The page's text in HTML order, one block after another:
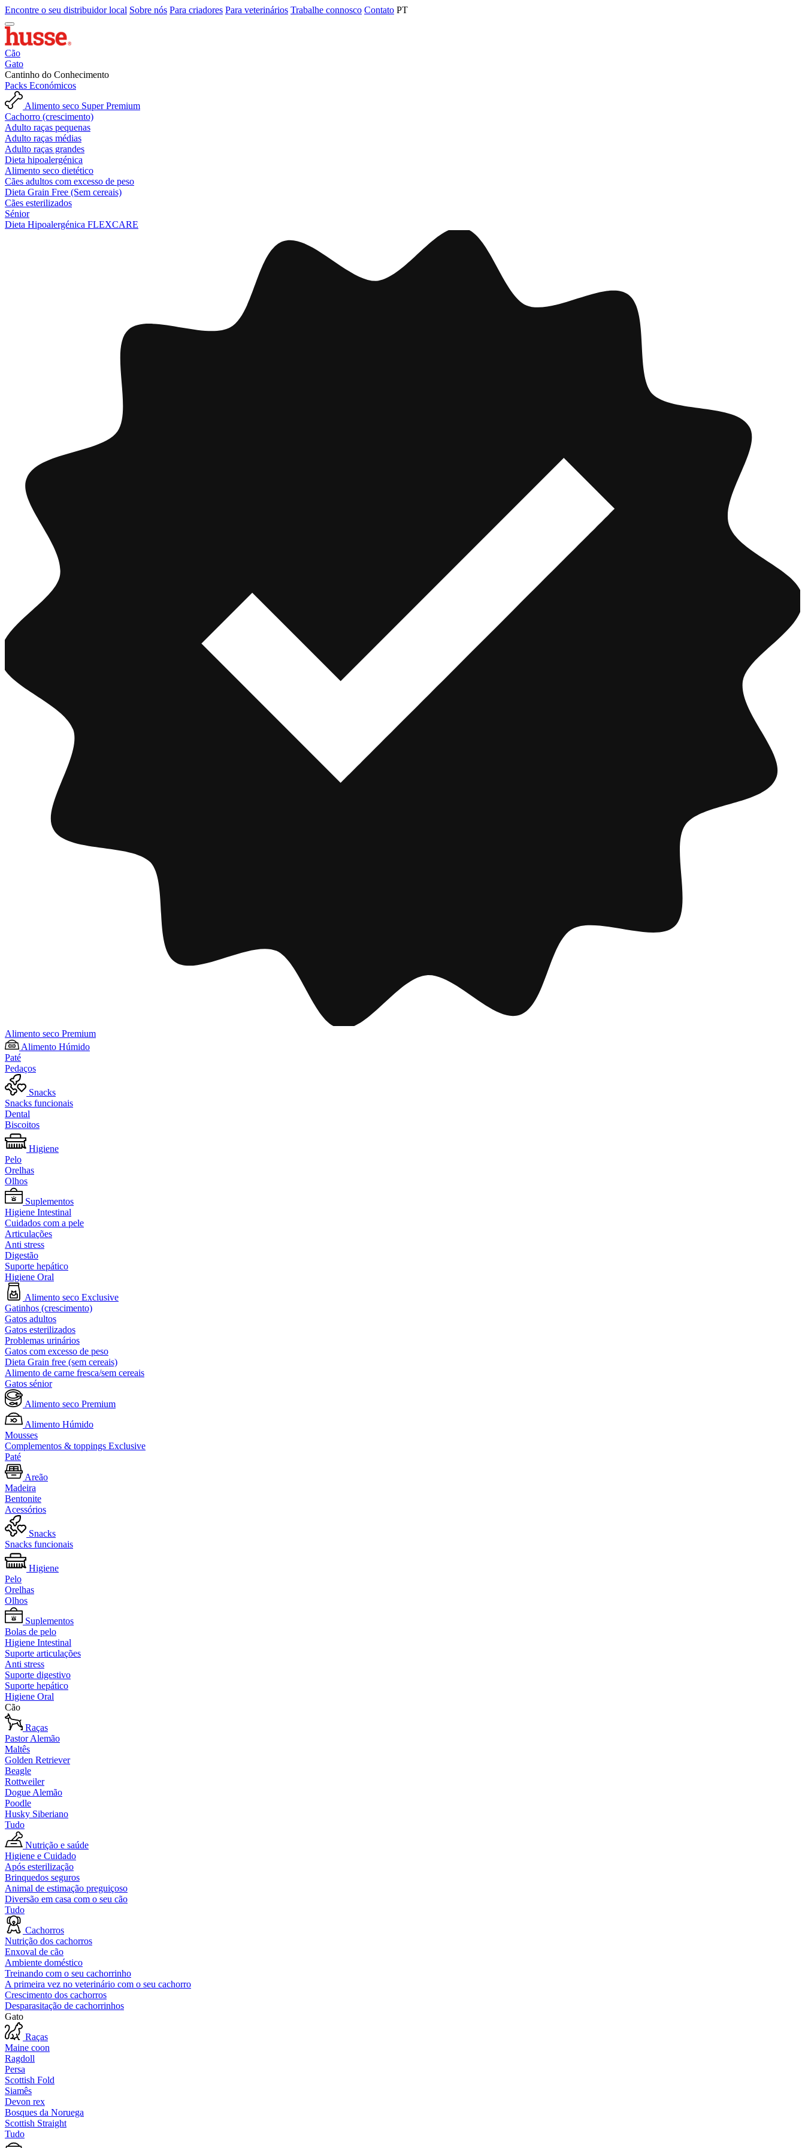
Encontre o seu distribuidor local Sobre nós Para criadores Para veterinários Trabalhe connosco Contato PT
Cão
Gato
Cantinho do Conhecimento
Packs Económicos
Alimento seco Super Premium
Cachorro (crescimento)
Adulto raças pequenas
Adulto raças médias
Adulto raças grandes
Dieta hipoalergénica
Alimento seco dietético
Cães adultos com excesso de peso
Dieta Grain Free (Sem cereais)
Cães esterilizados
Sénior
Dieta Hipoalergénica FLEXCARE
Alimento seco Premium
Alimento Húmido
Paté
Pedaços
Snacks
Snacks funcionais
Dental
Biscoitos
Higiene
Pelo
Orelhas
Olhos
Suplementos
Higiene Intestinal
Cuidados com a pele
Articulações
Anti stress
Digestão
Suporte hepático
Higiene Oral
Alimento seco Exclusive
Gatinhos (crescimento)
Gatos adultos
Gatos esterilizados
Problemas urinários
Gatos com excesso de peso
Dieta Grain free (sem cereais)
Alimento de carne fresca/sem cereais
Gatos sénior
Alimento seco Premium
Alimento Húmido
Mousses
Complementos & toppings Exclusive
Paté
Areão
Madeira
Bentonite
Acessórios
Snacks
Snacks funcionais
Higiene
Pelo
Orelhas
Olhos
Suplementos
Bolas de pelo
Higiene Intestinal
Suporte articulações
Anti stress
Suporte digestivo
Suporte hepático
Higiene Oral
Cão
Raças
Pastor Alemão
Maltês
Golden Retriever
Beagle
Rottweiler
Dogue Alemão
Poodle
Husky Siberiano
Tudo
Nutrição e saúde
Higiene e Cuidado
Após esterilização
Brinquedos seguros
Animal de estimação preguiçoso
Diversão em casa com o seu cão
Tudo
Cachorros
Nutrição dos cachorros
Enxoval de cão
Ambiente doméstico
Treinando com o seu cachorrinho
A primeira vez no veterinário com o seu cachorro
Crescimento dos cachorros
Desparasitação de cachorrinhos
Gato
Raças
Maine coon
Ragdoll
Persa
Scottish Fold
Siamês
Devon rex
Bosques da Noruega
Scottish Straight
Tudo